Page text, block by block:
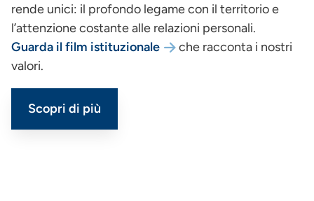
rende unici: il profondo legame con il territorio e
l’attenzione costante alle relazioni personali.
Guarda il film istituzionale
che racconta i nostri
valori.
Scopri di più